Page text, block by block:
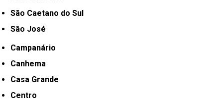
São Caetano do Sul
São José
Campanário
Canhema
Casa Grande
Centro